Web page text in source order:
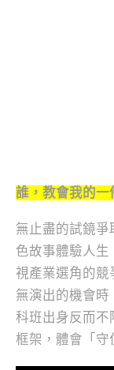
誰，教會我的一
無止盡的試鏡爭
色故事體驗人
視產業選角的競
無演出的機會
科班出身反而不
框架，體會「守